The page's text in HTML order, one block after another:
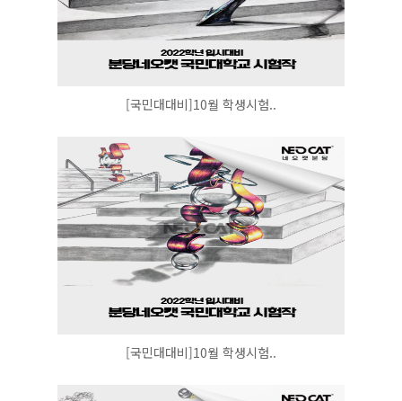
[국민대대비]10월 학생시험..
[국민대대비]10월 학생시험..